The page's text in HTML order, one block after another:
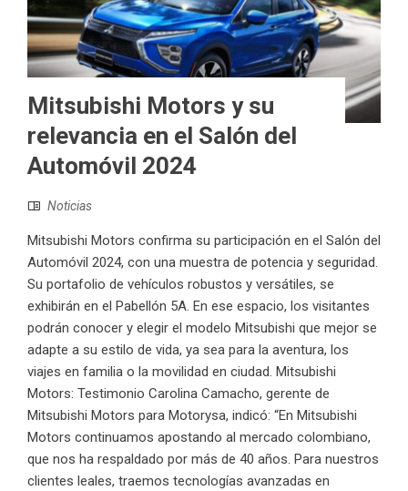
Mitsubishi Motors y su
relevancia en el Salón del
Automóvil 2024
Noticias
Mitsubishi Motors confirma su participación en el Salón del
Automóvil 2024, con una muestra de potencia y seguridad.
Su portafolio de vehículos robustos y versátiles, se
exhibirán en el Pabellón 5A. En ese espacio, los visitantes
podrán conocer y elegir el modelo Mitsubishi que mejor se
adapte a su estilo de vida, ya sea para la aventura, los
viajes en familia o la movilidad en ciudad. Mitsubishi
Motors: Testimonio Carolina Camacho, gerente de
Mitsubishi Motors para Motorysa, indicó: “En Mitsubishi
Motors continuamos apostando al mercado colombiano,
que nos ha respaldado por más de 40 años. Para nuestros
clientes leales, traemos tecnologías avanzadas en